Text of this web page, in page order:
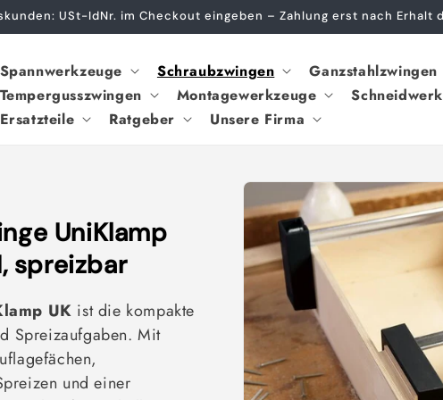
Privatkunden – einfach bestellen, keine Gewerbeanmeldung
Spannwerkzeuge Schraubzwingen
Ganzstahlzwingen
Tempergusszwingen
Montagewerkzeuge
Ersatzteile
Ratgeber Unsere Firma
UniKlamp
spreizbar
UK ist die kompakte
Spreizaufgaben. Mit
und einer